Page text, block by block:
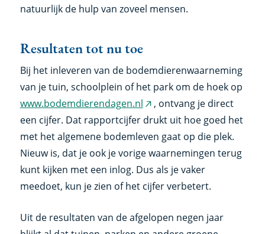
natuurlijk de hulp van zoveel mensen.
Resultaten tot nu toe
Bij het inleveren van de bodemdierenwaarneming
van je tuin, schoolplein of het park om de hoek op
www.bodemdierendagen.nl (externe
link)
, ontvang je direct
een cijfer. Dat rapportcijfer drukt uit hoe goed het
met het algemene bodemleven gaat op die plek.
Nieuw is, dat je ook je vorige waarnemingen terug
kunt kijken met een inlog. Dus als je vaker
meedoet, kun je zien of het cijfer verbetert.
Uit de resultaten van de afgelopen negen jaar